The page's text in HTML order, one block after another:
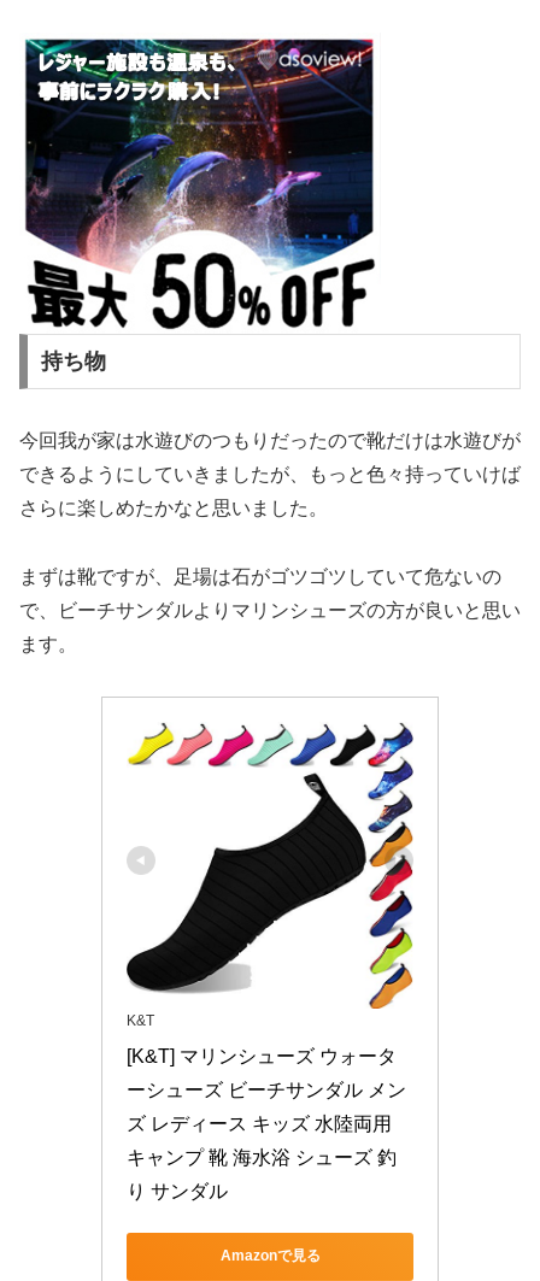
持ち物
今回我が家は水遊びのつもりだったので靴だけは水遊びが
できるようにしていきましたが、もっと色々持っていけば
さらに楽しめたかなと思いました。
まずは靴ですが、足場は石がゴツゴツしていて危ないの
で、ビーチサンダルよりマリンシューズの方が良いと思い
ます。
K&T
[K&T] マリンシューズ ウォータ
ーシューズ ビーチサンダル メン
ズ レディース キッズ 水陸両用
キャンプ 靴 海水浴 シューズ 釣
り サンダル
Amazonで見る